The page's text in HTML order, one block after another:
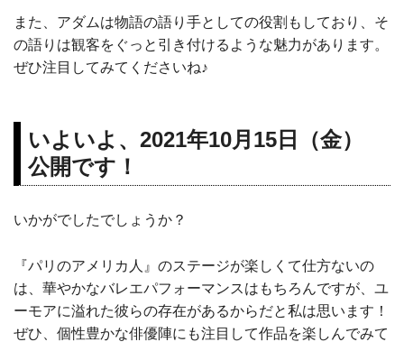
また、アダムは物語の語り手としての役割もしており、そ
の語りは観客をぐっと引き付けるような魅力があります。
ぜひ注目してみてくださいね♪
いよいよ、2021年10月15日（金）
公開です！
いかがでしたでしょうか？
『パリのアメリカ人』のステージが楽しくて仕方ないの
は、華やかなバレエパフォーマンスはもちろんですが、ユ
ーモアに溢れた彼らの存在があるからだと私は思います！
ぜひ、個性豊かな俳優陣にも注目して作品を楽しんでみて